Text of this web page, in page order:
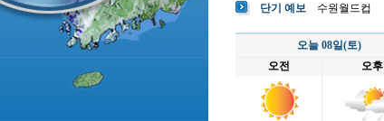
단기 예보 수원월드컵
오늘 08일(토)
오전
오후